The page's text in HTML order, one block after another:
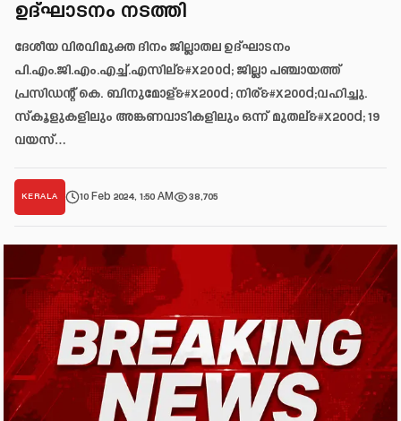
ഉദ്ഘാടനം നടത്തി
ദേശീയ വിരവിമുക്ത ദിനം ജില്ലാതല ഉദ്ഘാടനം
പി.എം.ജി.എം.എച്ച്.എസില്&#x200d; ജില്ലാ പഞ്ചായത്ത്
പ്രസിഡന്റ് കെ. ബിനുമോള്&#x200d; നിര്&#x200d;വഹിച്ചു.
സ്‌കൂളുകളിലും അങ്കണവാടികളിലും ഒന്ന് മുതല്&#x200d; 19
വയസ്…
KERALA 10 Feb 2024, 1:50 AM 38,705